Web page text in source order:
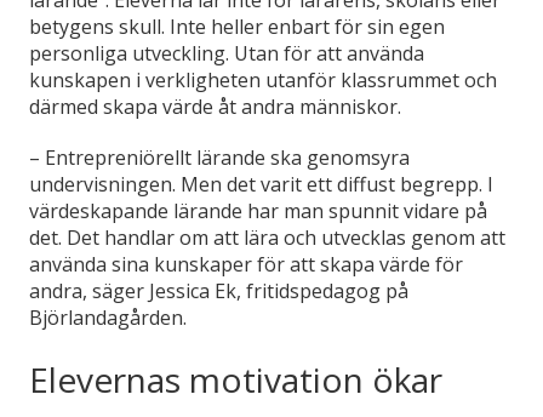
betygens skull. Inte heller enbart för sin egen
personliga utveckling. Utan för att använda
kunskapen i verkligheten utanför klassrummet och
därmed skapa värde åt andra människor.
– Entrepreniörellt lärande ska genomsyra
undervisningen. Men det varit ett diffust begrepp. I
värdeskapande lärande har man spunnit vidare på
det. Det handlar om att lära och utvecklas genom att
använda sina kunskaper för att skapa värde för
andra, säger Jessica Ek, fritidspedagog på
Björlandagården.
Elevernas motivation ökar